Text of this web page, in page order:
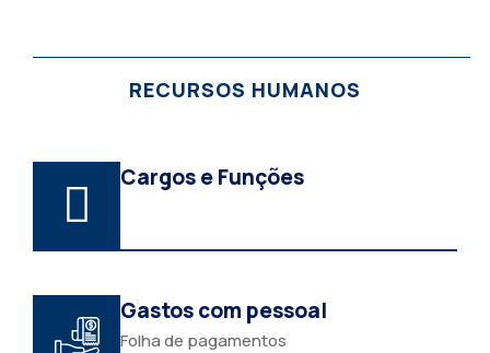
RECURSOS HUMANOS
Cargos e Funções
Gastos com pessoal
Folha de pagamentos